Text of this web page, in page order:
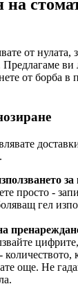
на
от нулата,
Предлагаме ви
от борба в
за
просто -
гел
цифрите,
още. Не